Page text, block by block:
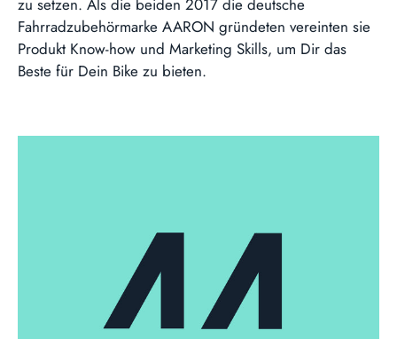
Fahrradzubehörmarke AARON gründeten vereinten sie
Produkt Know-how und Marketing Skills, um Dir das
Beste für Dein Bike zu bieten.